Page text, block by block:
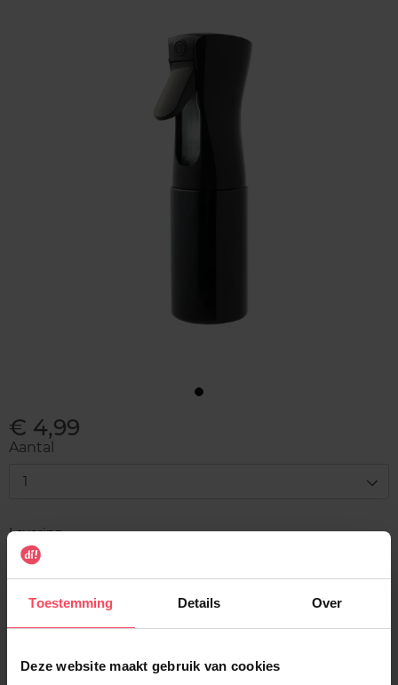
Toestemming Details Over
Deze website maakt gebruik van cookies
€ 4,99
Aantal
1
Levering
Voorradig
Gratis retour in je winkelpunt